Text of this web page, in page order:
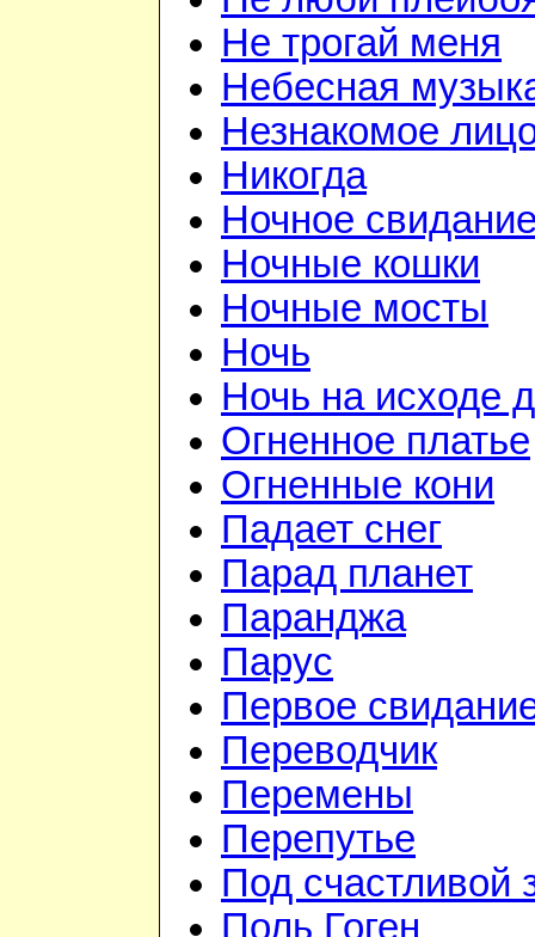
Не трогай меня
Небесная
Незнакомое
Никогда
Ночное
Ночные кошки
Ночные мосты
Ночь
Ночь на исходе
Огненное платье
Огненные кони
Падает снег
Парад планет
Паранджа
Парус
Первое
Переводчик
Перемены
Перепутье
Под счастливой
Поль Гоген